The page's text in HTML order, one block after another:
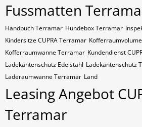
Fussmatten
Handbuch Terramar Hundebox Terramar
Kindersitze CUPRA Terramar
Kofferraumwanne Terramar Kundendienst
Ladekantenschutz Edelstahl Ladekantenschutz
Laderaumwanne Terramar Land
Leasing Angebot
Terramar